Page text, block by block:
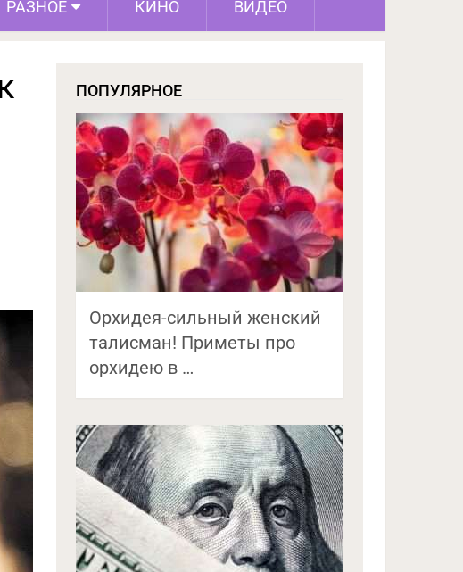
РАЗНОЕ КИНО ВИДЕО
ПОПУЛЯРНОЕ
Орхидея-сильный женский
талисман! Приметы про
орхидею в …